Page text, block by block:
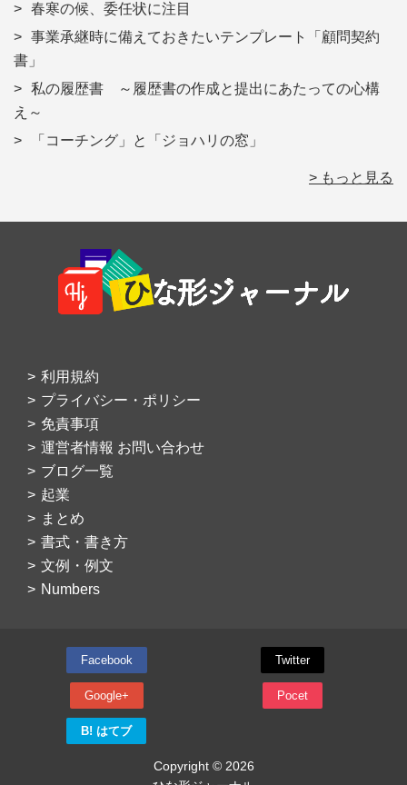
春寒の候、委任状に注目
事業承継時に備えておきたいテンプレート「顧問契約
書」
私の履歴書 ～履歴書の作成と提出にあたっての心構
え～
「コーチング」と「ジョハリの窓」
> もっと見る
Footer
利用規約
プライバシー・ポリシー
免責事項
運営者情報 お問い合わせ
ブログ一覧
起業
まとめ
書式・書き方
文例・例文
Numbers
Facebook Twitter
Google+ Pocet
B! はてブ
Copyright © 2026